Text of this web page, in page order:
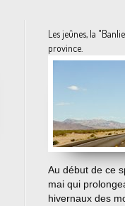
Les jeûnes, la
province.
Au début de ce
mai qui
hivernaux des